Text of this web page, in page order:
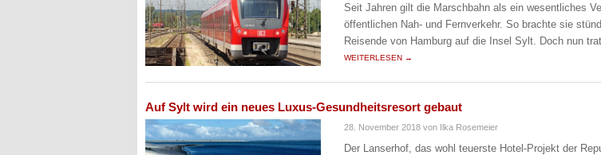
Seit Jahren gilt die Marschbahn als ein wesentliches
öffentlichen Nah- und Fernverkehr. So brachte sie
Reisende von Hamburg auf die Insel Sylt. Doch nun
WEITERLESEN →
Auf Sylt wird ein neues Luxus-Gesundheitsresort gebaut
28. November 2018 von Ilka Rosemeier
Der Lanserhof, das wohl teuerste Hotel-Projekt der